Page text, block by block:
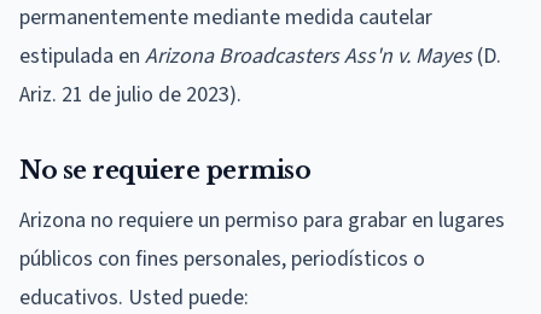
permanentemente mediante medida cautelar
estipulada en Arizona Broadcasters Ass'n v. Mayes(D.
Ariz. 21 de julio de 2023).
No se requiere permiso
Arizona no requiere un permiso para grabar en lugares
públicos con fines personales, periodísticos o
educativos. Usted puede: